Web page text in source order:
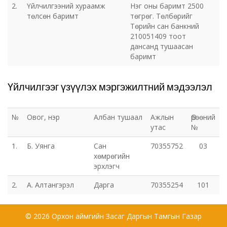
2.
Үйлчилгээний хураамж
төлсөн баримт
Нэг оны баримт 2500
төгрөг. Төлбөрийг
Төрийн сан банкний
210051409 тоот
дансанд тушаасан
баримт
Үйлчилгээг үзүүлэх мэргэжилтний мэдээлэл
№ Овог, нэр Албан тушаал
Ажлын
утас
Өрөөний
№
1.
Б. Уянга
Сан
хөмрөгийн
эрхлэгч
70355752 03
2. А. Алтангэрэл Дарга 70355254 101
© 2026 Орхон аймгийн Засаг Даргын Тамгын Газар